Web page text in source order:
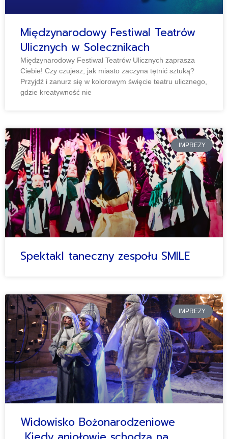
Międzynarodowy Festiwal Teatrów
Ulicznych w Solecznikach
Międzynarodowy Festiwal Teatrów Ulicznych zaprasza
Ciebie! Czy czujesz, jak miasto zaczyna tętnić sztuką?
Przyjdź i zanurz się w kolorowym święcie teatru ulicznego,
gdzie kreatywność nie
IMPREZY
Spektakl taneczny zespołu SMILE
IMPREZY
Widowisko Bożonarodzeniowe